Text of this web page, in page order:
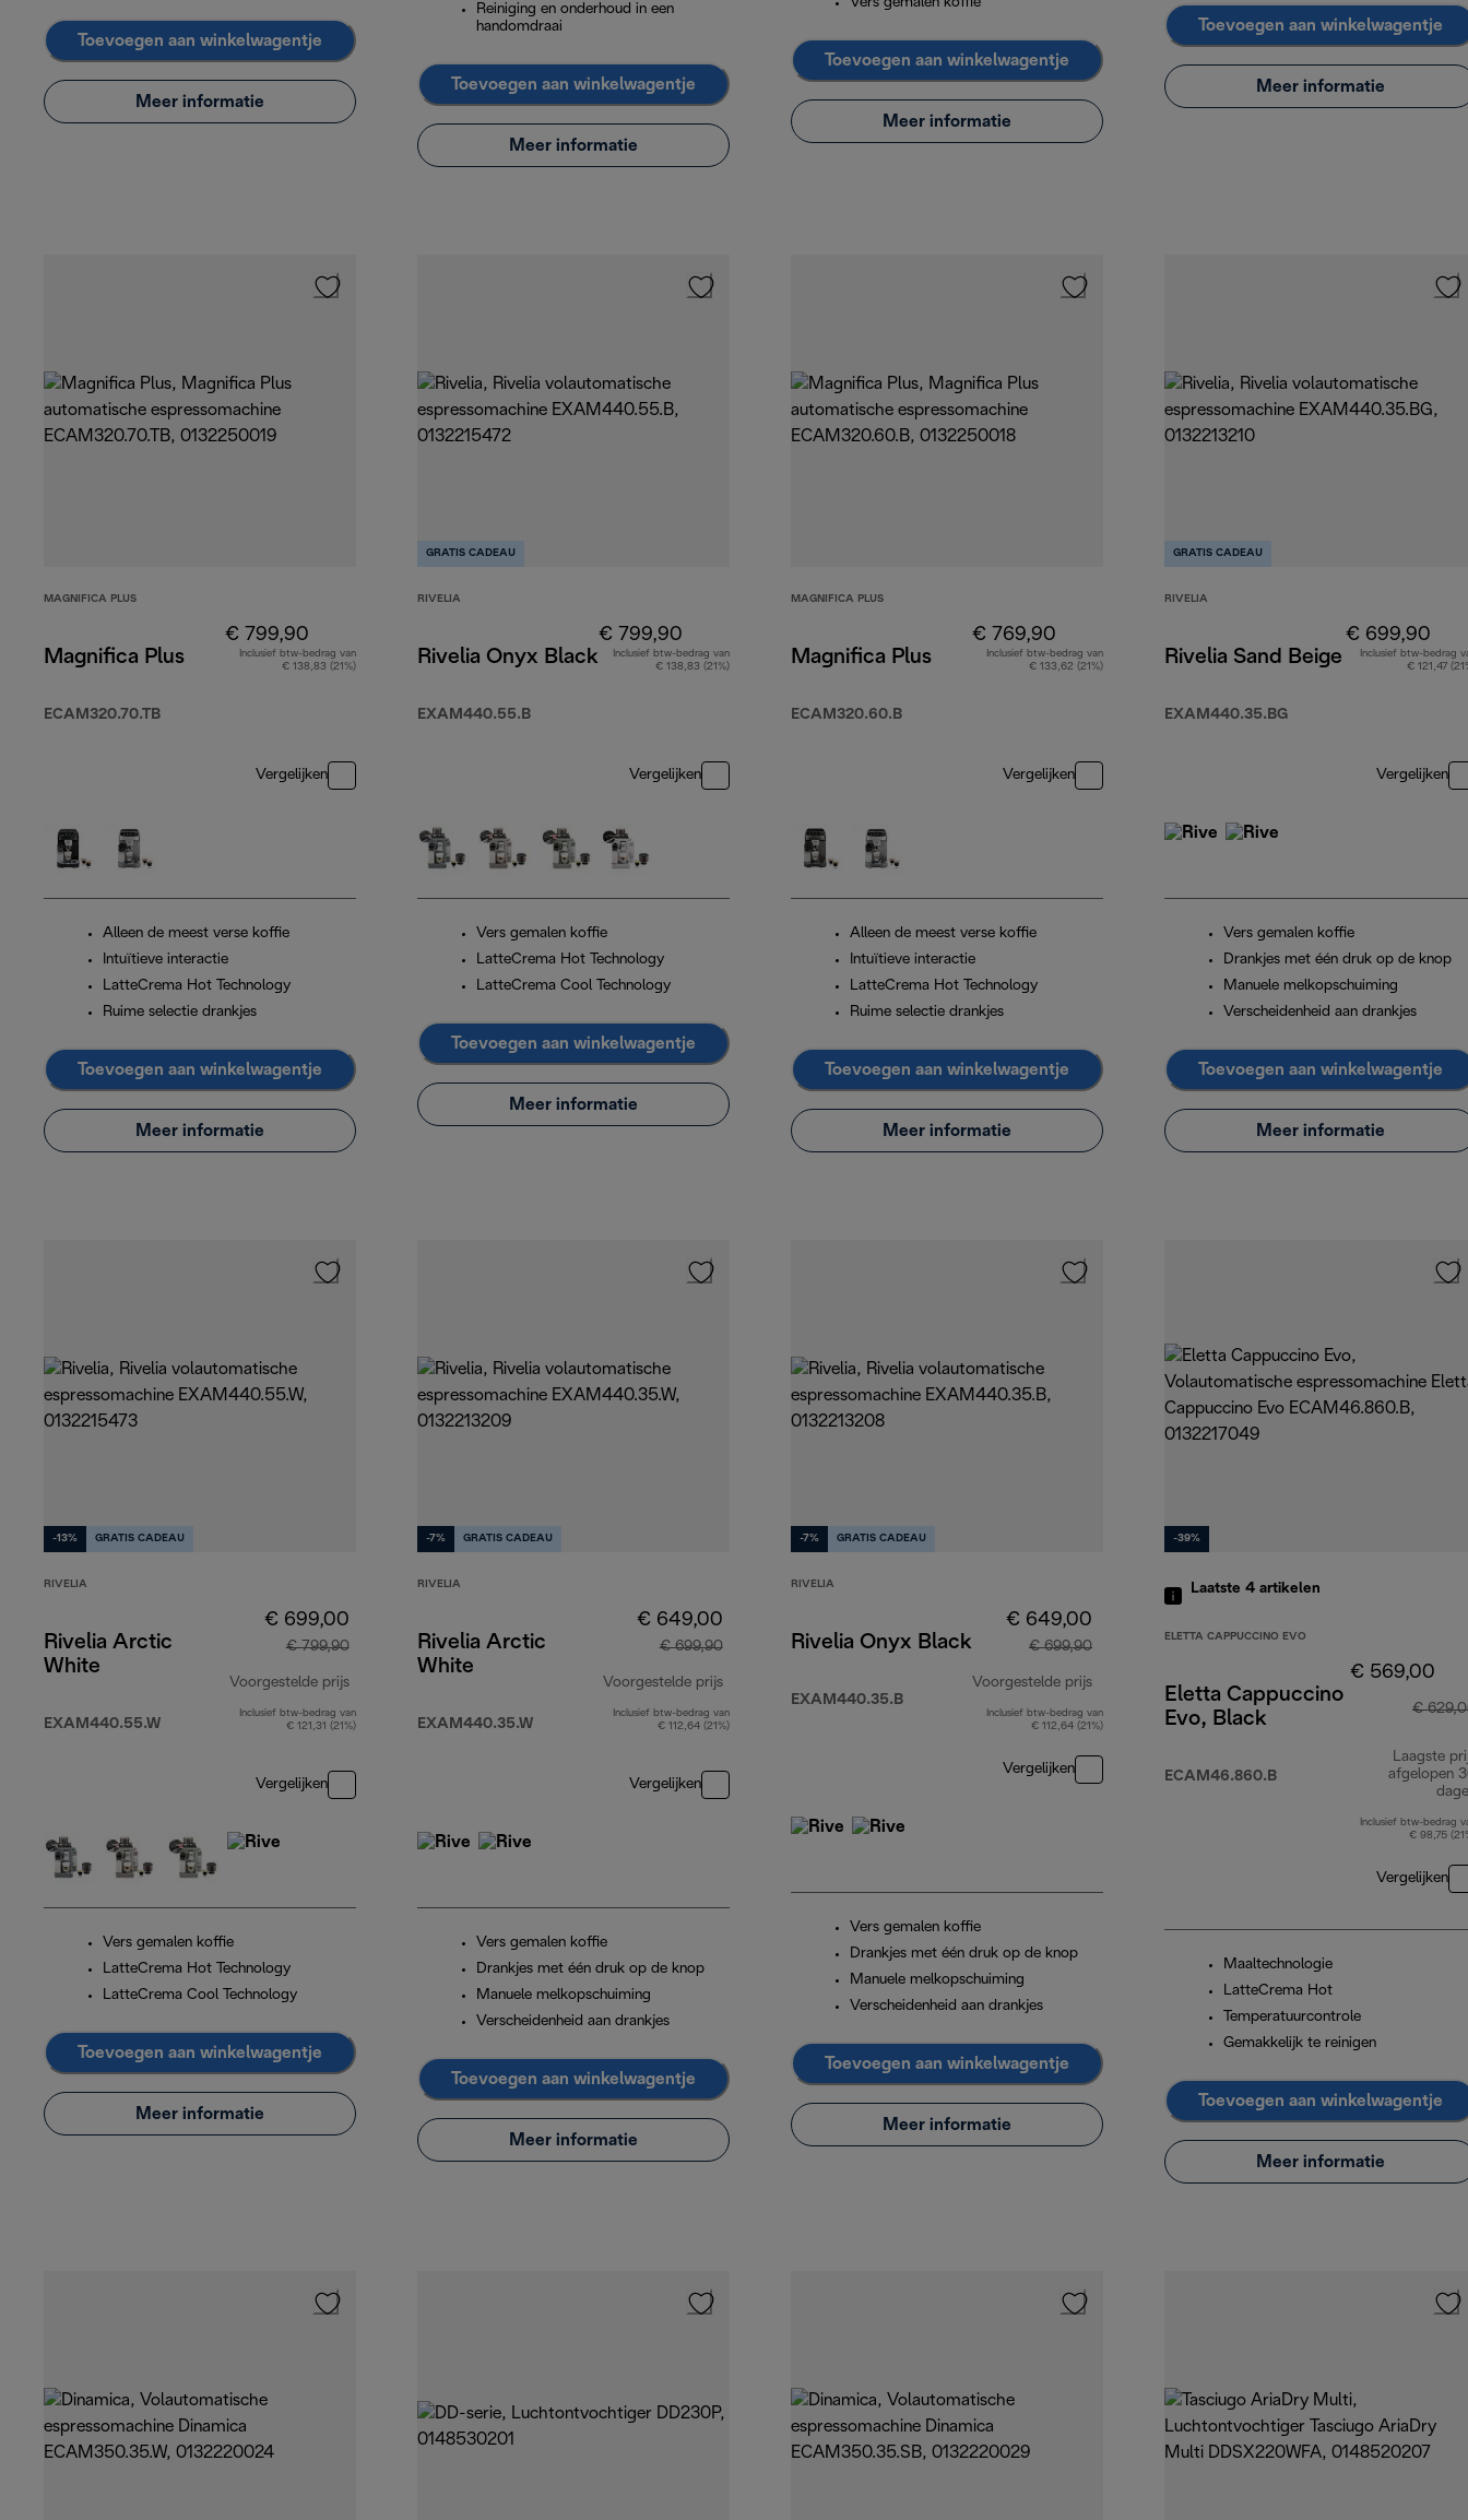
Toevoegen aan winkelwagentje
Meer informatie
Reiniging en onderhoud in een
handomdraai
Toevoegen aan winkelwagentje
Meer informatie
Vers gemalen koffie
Toevoegen aan winkelwagentje
Meer informatie
Toevoegen aan winkelwagentje
Meer informatie
MAGNIFICA PLUS
Magnifica Plus
ECAM320.70.TB
€ 799,90
Inclusief btw-bedrag van
€ 138,83 (21%)
Vergelijken
Alleen de meest verse koffie
Intuïtieve interactie
LatteCrema Hot Technology
Ruime selectie drankjes
Toevoegen aan winkelwagentje
Meer informatie
GRATIS CADEAU
RIVELIA
Rivelia Onyx Black
EXAM440.55.B
€ 799,90
Inclusief btw-bedrag van
€ 138,83 (21%)
Vergelijken
Vers gemalen koffie
LatteCrema Hot Technology
LatteCrema Cool Technology
Toevoegen aan winkelwagentje
Meer informatie
MAGNIFICA PLUS
Magnifica Plus
ECAM320.60.B
€ 769,90
Inclusief btw-bedrag van
€ 133,62 (21%)
Vergelijken
Alleen de meest verse koffie
Intuïtieve interactie
LatteCrema Hot Technology
Ruime selectie drankjes
Toevoegen aan winkelwagentje
Meer informatie
GRATIS CADEAU
RIVELIA
Rivelia Sand Beige
EXAM440.35.BG
€ 699,90
Inclusief btw-bedrag
€ 121,47
Vergelijken
Vers gemalen koffie
Drankjes met één druk op de knop
Manuele melkopschuiming
Verscheidenheid aan drankjes
Toevoegen aan winkelwagentje
Meer informatie
-13% GRATIS CADEAU
RIVELIA
Rivelia Arctic
White
EXAM440.55.W
€ 699,00
€ 799,90
Voorgestelde prijs
originele prijs € 799,90
Inclusief btw-bedrag van
€ 121,31 (21%)
Vergelijken
Vers gemalen koffie
LatteCrema Hot Technology
LatteCrema Cool Technology
Toevoegen aan winkelwagentje
Meer informatie
-7% GRATIS CADEAU
RIVELIA
Rivelia Arctic
White
EXAM440.35.W
€ 649,00
€ 699,90
Voorgestelde prijs
originele prijs € 699,90
Inclusief btw-bedrag van
€ 112,64 (21%)
Vergelijken
Vers gemalen koffie
Drankjes met één druk op de knop
Manuele melkopschuiming
Verscheidenheid aan drankjes
Toevoegen aan winkelwagentje
Meer informatie
-7% GRATIS CADEAU
RIVELIA
Rivelia Onyx Black
EXAM440.35.B
€ 649,00
€ 699,90
Voorgestelde prijs
originele prijs € 699,90
Inclusief btw-bedrag van
€ 112,64 (21%)
Vergelijken
Vers gemalen koffie
Drankjes met één druk op de knop
Manuele melkopschuiming
Verscheidenheid aan drankjes
Toevoegen aan winkelwagentje
Meer informatie
-39%
Laatste 4 artikelen
ELETTA CAPPUCCINO EVO
Eletta Cappuccino
Evo, Black
ECAM46.860.B
€ 569,00
€
Laagste
afgelopen
Inclusief btw-bedrag
€ 98,75
Vergelijken
Maaltechnologie
LatteCrema Hot
Temperatuurcontrole
Gemakkelijk te reinigen
Toevoegen aan winkelwagentje
Meer informatie